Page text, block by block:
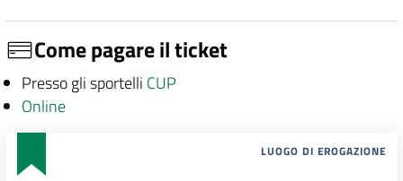
Come pagare il ticket
Presso gli sportelli CUP
Online
LUOGO DI EROGAZIONE